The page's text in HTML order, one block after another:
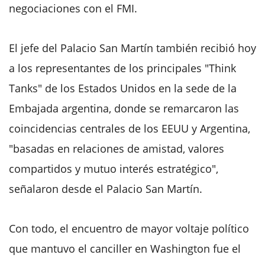
negociaciones con el FMI.
El jefe del Palacio San Martín también recibió hoy
a los representantes de los principales "Think
Tanks" de los Estados Unidos en la sede de la
Embajada argentina, donde se remarcaron las
coincidencias centrales de los EEUU y Argentina,
"basadas en relaciones de amistad, valores
compartidos y mutuo interés estratégico",
señalaron desde el Palacio San Martín.
Con todo, el encuentro de mayor voltaje político
que mantuvo el canciller en Washington fue el